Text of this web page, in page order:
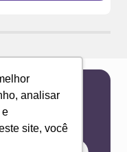
analisar
e
site, você
em seu